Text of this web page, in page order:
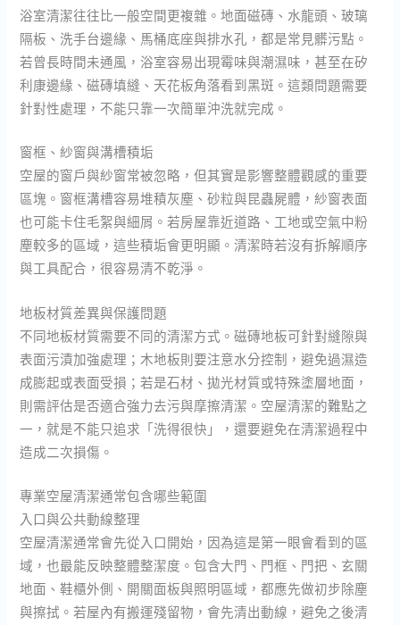
浴室清潔往往比一般空間更複雜。地面磁磚、水龍頭、玻璃
隔板、洗手台邊緣、馬桶底座與排水孔，都是常見髒污點。
若曾長時間未通風，浴室容易出現霉味與潮濕味，甚至在矽
利康邊緣、磁磚填縫、天花板角落看到黑斑。這類問題需要
針對性處理，不能只靠一次簡單沖洗就完成。
窗框、紗窗與溝槽積垢
空屋的窗戶與紗窗常被忽略，但其實是影響整體觀感的重要
區塊。窗框溝槽容易堆積灰塵、砂粒與昆蟲屍體，紗窗表面
也可能卡住毛絮與細屑。若房屋靠近道路、工地或空氣中粉
塵較多的區域，這些積垢會更明顯。清潔時若沒有拆解順序
與工具配合，很容易清不乾淨。
地板材質差異與保護問題
不同地板材質需要不同的清潔方式。磁磚地板可針對縫隙與
表面污漬加強處理；木地板則要注意水分控制，避免過濕造
成膨起或表面受損；若是石材、拋光材質或特殊塗層地面，
則需評估是否適合強力去污與摩擦清潔。空屋清潔的難點之
一，就是不能只追求「洗得很快」，還要避免在清潔過程中
造成二次損傷。
專業空屋清潔通常包含哪些範圍
入口與公共動線整理
空屋清潔通常會先從入口開始，因為這是第一眼會看到的區
域，也最能反映整體整潔度。包含大門、門框、門把、玄關
地面、鞋櫃外側、開關面板與照明區域，都應先做初步除塵
與擦拭。若屋內有搬運殘留物，會先清出動線，避免之後清